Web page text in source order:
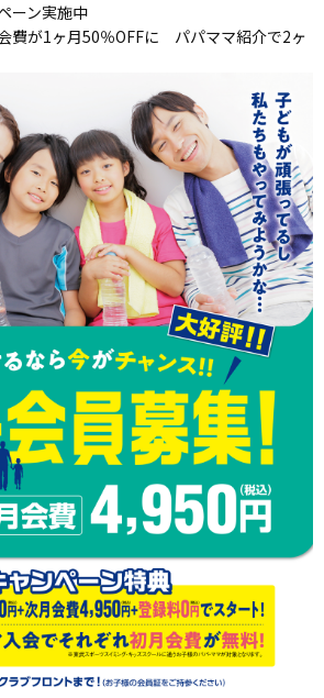
ーン実施中
費が1ヶ月50％OFFに パパママ紹介で2ヶ